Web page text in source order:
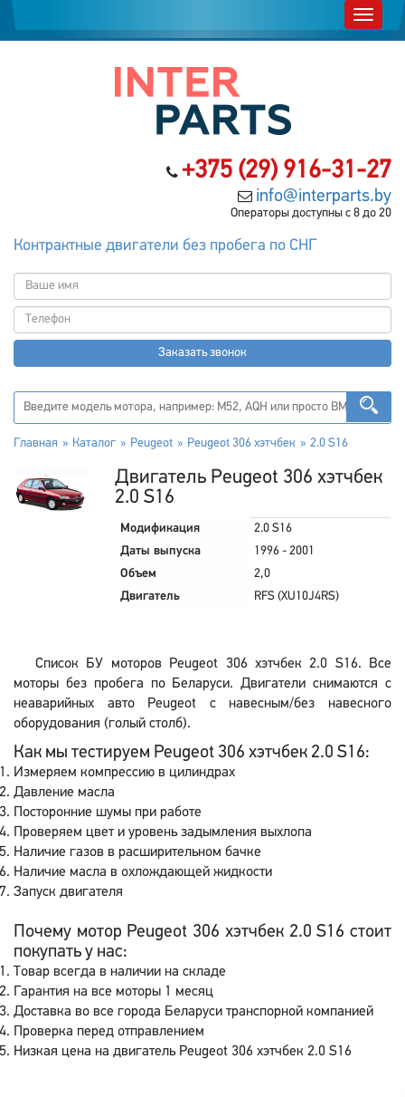
+375 (29) 916-31-27
info@interparts.by
Операторы доступны с 8 до 20
Контрактные двигатели без пробега по СНГ
Заказать звонок
Главная Каталог Peugeot Peugeot 306 хэтчбек 2.0 S16
Двигатель Peugeot 306 хэтчбек
2.0 S16
Модификация
2.0 S16
Даты выпуска
1996 - 2001
Объем
2,0
Двигатель
RFS (XU10J4RS)
Список БУ моторов Peugeot 306 хэтчбек 2.0 S16. Все
моторы без пробега по Беларуси. Двигатели снимаются с
неаварийных авто Peugeot с навесным/без навесного
оборудования (голый столб).
Как мы тестируем Peugeot 306 хэтчбек 2.0 S16:
Измеряем компрессию в цилиндрах
Давление масла
Посторонние шумы при работе
Проверяем цвет и уровень задымления выхлопа
Наличие газов в расширительном бачке
Наличие масла в охлождающей жидкости
Запуск двигателя
Почему мотор Peugeot 306 хэтчбек 2.0 S16 стоит
покупать у нас:
Товар всегда в наличии на складе
Гарантия на все моторы 1 месяц
Доставка во все города Беларуси транспорной компанией
Проверка перед отправлением
Низкая цена на двигатель Peugeot 306 хэтчбек 2.0 S16